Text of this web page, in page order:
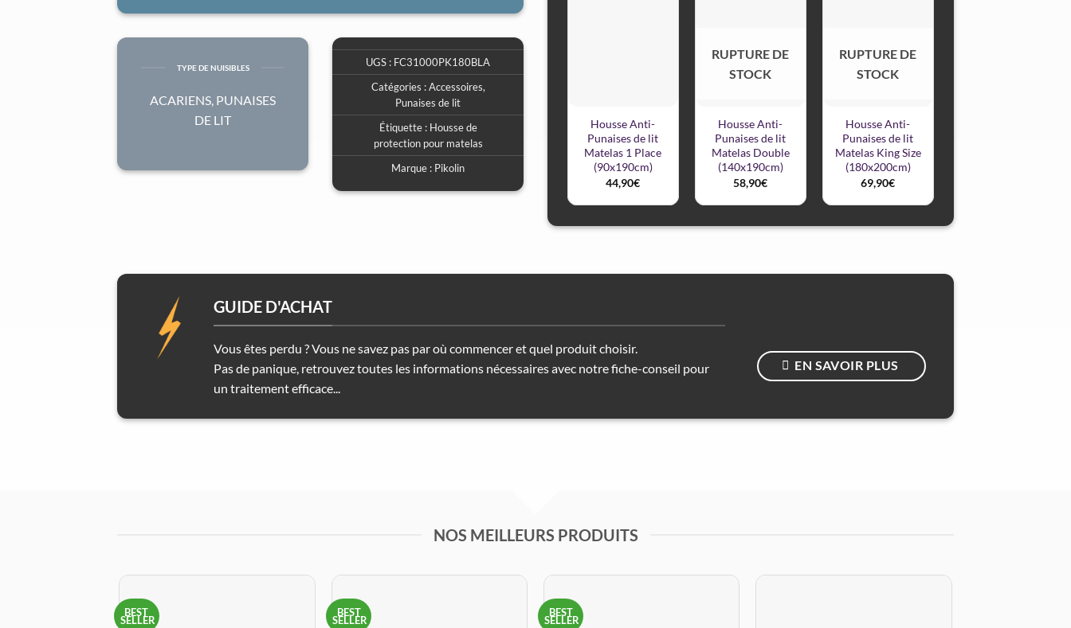
TYPE DE NUISIBLES
ACARIENS, PUNAISES
DE LIT
UGS : FC31000PK180BLA
Catégories :Accessoires,
Punaises de lit
Étiquette : Housse de
protection pour matelas
Marque : Pikolin
Housse Anti-
Punaises de lit
Matelas 1 Place
(90x190cm)
44,90€
RUPTURE DE
STOCK
Housse Anti-
Punaises de lit
Matelas Double
(140x190cm)
58,90€
RUPTURE DE
STOCK
Housse Anti-
Punaises de lit
Matelas King Size
(180x200cm)
69,90€
GUIDE D'ACHAT
Vous êtes perdu ? Vous ne savez pas par où commencer et quel produit choisir.
Pas de panique, retrouvez toutes les informations nécessaires avec notre fiche-conseil pour
un traitement efficace...
EN SAVOIR PLUS
NOS MEILLEURS PRODUITS
BEST
SELLER
BEST
SELLER
BEST
SELLER